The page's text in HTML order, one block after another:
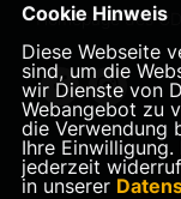
Homepage des
Cookie Hinweis
Diese Webseite
sind, um die
wir Dienste von
Webangebot zu
die Verwendung
Ihre
jederzeit
in unserer